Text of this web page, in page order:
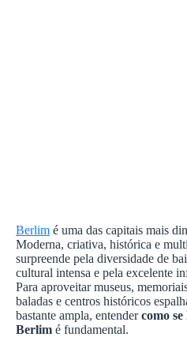
Berlim é uma das capitais mais
Moderna, criativa, histórica e
surpreende pela diversidade de
cultural intensa e pela excelente
Para aproveitar museus,
baladas e centros históricos
bastante ampla, entendercomo
Berlim é fundamental.